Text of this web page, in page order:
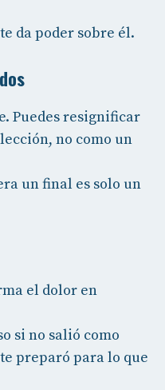
da poder sobre él.
Puedes resignificar
no como un
un final es solo un
el dolor en
si no salió como
preparó para lo que